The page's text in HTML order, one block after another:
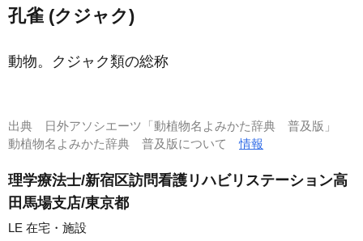
孔雀 (クジャク)
動物。クジャク類の総称
出典
日外アソシエーツ「動植物名よみかた辞典 普及版」
動植物名よみかた辞典 普及版について情報
理学療法士/新宿区訪問看護リハビリステーション高
田馬場支店/東京都
LE 在宅・施設